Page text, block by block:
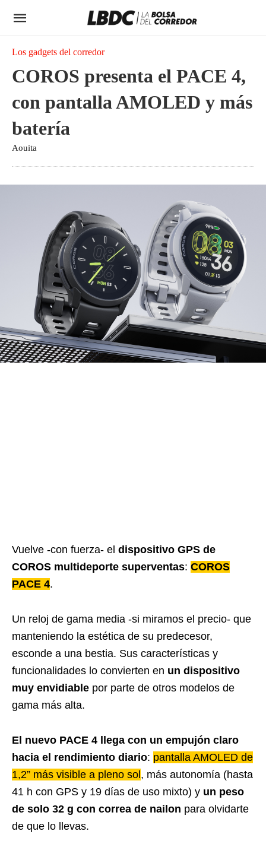
Los gadgets del corredor
COROS presenta el PACE 4,
con pantalla AMOLED y más
batería
Aouita
Vuelve -con fuerza- el dispositivo GPS de
COROS multideporte superventas: COROS
PACE 4.
Un reloj de gama media -si miramos el precio- que
manteniendo la estética de su predecesor,
esconde a una bestia. Sus características y
funcionalidades lo convierten en un dispositivo
muy envidiable por parte de otros modelos de
gama más alta.
El nuevo PACE 4 llega con un empujón claro
hacia el rendimiento diario: pantalla AMOLED de
1,2” más visible a pleno sol , más autonomía (hasta
41 h con GPS y 19 días de uso mixto) y un peso
de solo 32 g con correa de nailon para olvidarte
de que lo llevas.